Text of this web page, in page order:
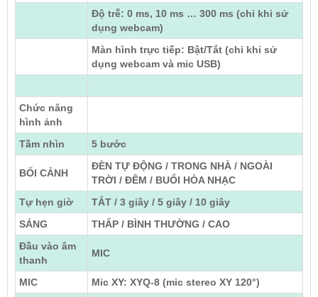
Độ trễ: 0 ms, 10 ms … 300 ms (chỉ khi sử
dụng webcam)
Màn hình trực tiếp: Bật/Tắt (chỉ khi sử
dụng webcam và mic USB)
Chức năng
hình ảnh
Tầm nhìn
5 bước
BỐI CẢNH
ĐÈN TỰ ĐỘNG / TRONG NHÀ / NGOÀI
TRỜI / ĐÊM / BUỔI HÒA NHẠC
Tự hẹn giờ
TẮT / 3 giây / 5 giây / 10 giây
SÁNG
THẤP / BÌNH THƯỜNG / CAO
Đầu vào âm
thanh
MIC
MIC
Mic XY: XYQ-8 (mic stereo XY 120°)